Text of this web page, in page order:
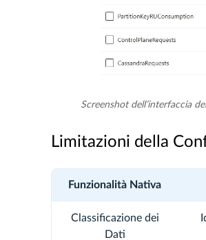
Screenshot dell’interfaccia
Limitazioni della
Funzionalità Nativa
Classificazione dei
Dati